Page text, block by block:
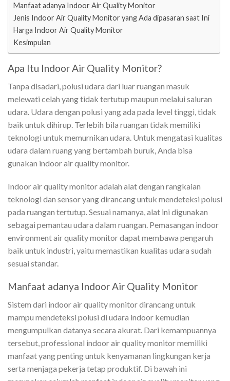
Manfaat adanya Indoor Air Quality Monitor
Jenis Indoor Air Quality Monitor yang Ada dipasaran saat Ini
Harga Indoor Air Quality Monitor
Kesimpulan
Apa Itu Indoor Air Quality Monitor?
Tanpa disadari, polusi udara dari luar ruangan masuk
melewati celah yang tidak tertutup maupun melalui saluran
udara. Udara dengan polusi yang ada pada level tinggi, tidak
baik untuk dihirup. Terlebih bila ruangan tidak memiliki
teknologi untuk memurnikan udara. Untuk mengatasi kualitas
udara dalam ruang yang bertambah buruk, Anda bisa
gunakan indoor air quality monitor.
Indoor air quality monitor adalah alat dengan rangkaian
teknologi dan sensor yang dirancang untuk mendeteksi polusi
pada ruangan tertutup. Sesuai namanya, alat ini digunakan
sebagai pemantau udara dalam ruangan. Pemasangan indoor
environment air quality monitordapat membawa pengaruh
baik untuk industri, yaitu memastikan kualitas udara sudah
sesuai standar.
Manfaat adanya Indoor Air Quality Monitor
Sistem dari indoor air quality monitor dirancang untuk
mampu mendeteksi polusi di udara indoor kemudian
mengumpulkan datanya secara akurat. Dari kemampuannya
tersebut, professional indoor air quality monitormemiliki
manfaat yang penting untuk kenyamanan lingkungan kerja
serta menjaga pekerja tetap produktif. Di bawah ini